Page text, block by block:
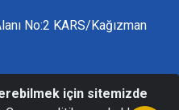
No:2 KARS/Kağızman
için sitemizde